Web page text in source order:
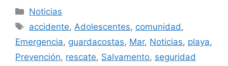
Categorías
Noticias
Etiquetas
accidente, Adolescentes, comunidad ,
Emergencia, guardacostas, Mar, Noticias, playa,
Prevención, rescate, Salvamento, seguridad